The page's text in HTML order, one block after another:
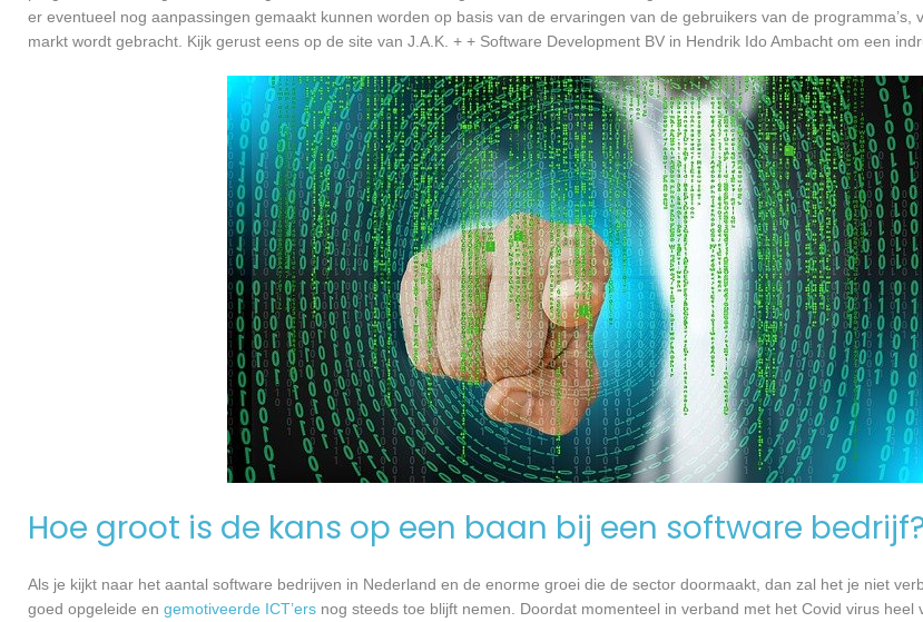
er eventueel nog aanpassingen gemaakt kunnen worden op basis van de ervaringen van de gebruikers van de programma’s,
markt wordt gebracht. Kijk gerust eens op de site van J.A.K. + + Software Development BV in Hendrik Ido Ambacht om een
Hoe groot is de kans op een baan bij een software
Als je kijkt naar het aantal software bedrijven in Nederland en de enorme groei die de sector doormaakt, dan zal het je niet
goed opgeleide en gemotiveerde ICT’ers nog steeds toe blijft nemen. Doordat momenteel in verband met het Covid virus heel